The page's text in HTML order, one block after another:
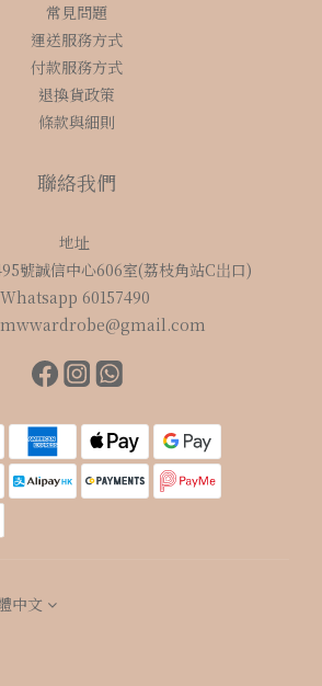
常見問題
運送服務方式
付款服務方式
退換貨政策
條款與細則
聯絡我們
地址
號誠信中心606室(荔枝角站C岀口)
Whatsapp 60157490
中文